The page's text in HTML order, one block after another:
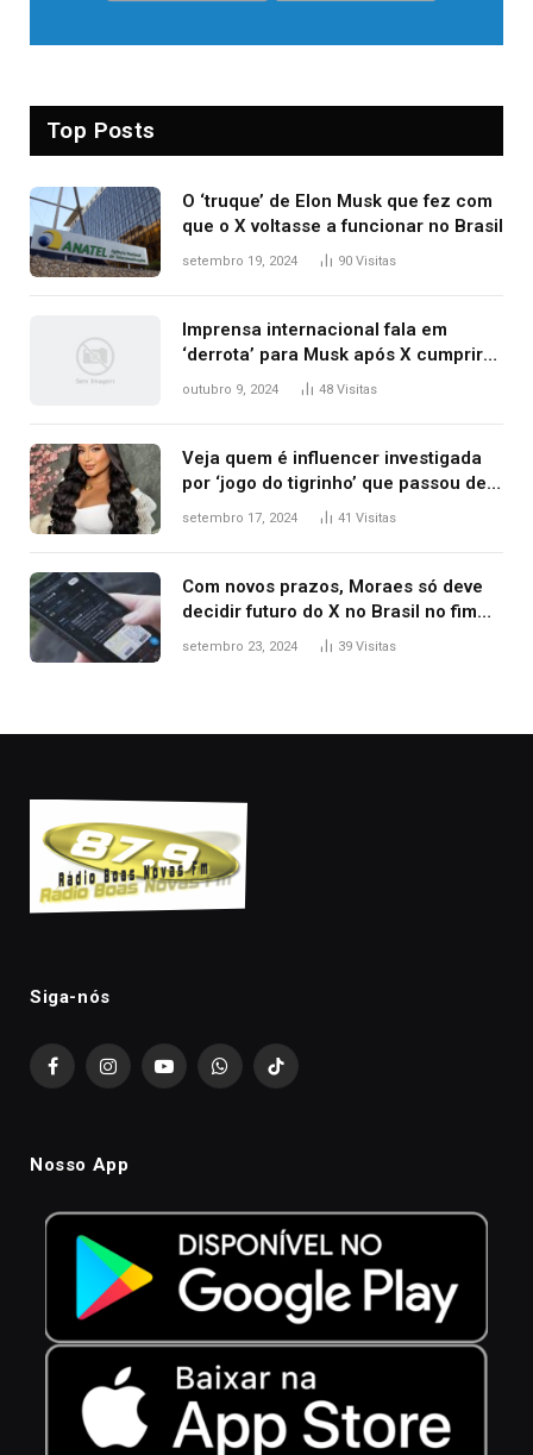
Top Posts
O ‘truque’ de Elon Musk que fez com
que o X voltasse a funcionar no Brasil
setembro 19, 2024 90 Visitas
Imprensa internacional fala em
‘derrota’ para Musk após X cumprir
ordens e ser liberado; veja
outubro 9, 2024 48 Visitas
Veja quem é influencer investigada
por ‘jogo do tigrinho’ que passou de
manicure a milionária com
setembro 17, 2024 41 Visitas
Com novos prazos, Moraes só deve
decidir futuro do X no Brasil no fim
desta semana; entenda
setembro 23, 2024 39 Visitas
Siga-nós
FacebookInstagramYouTubeWhatsAppTikTok
Nosso App